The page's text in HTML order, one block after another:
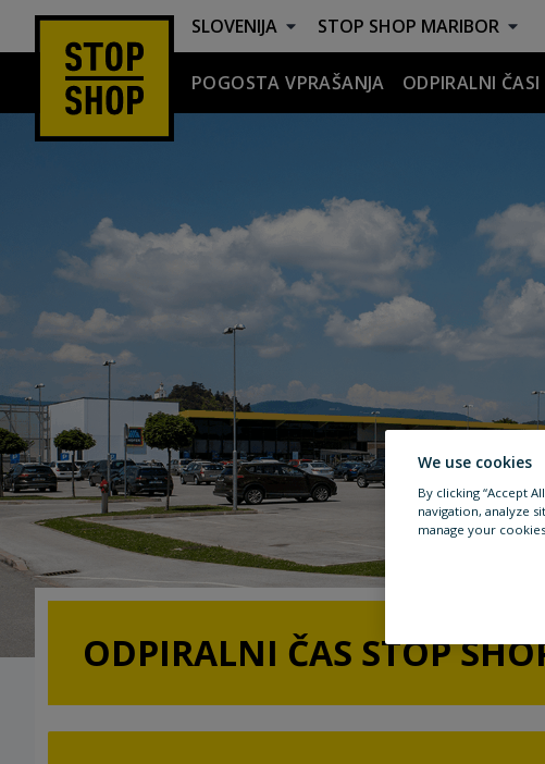
SLOVENIJA STOP SHOP MARIBOR
POGOSTA VPRAŠANJA ODPIRALNI ČASI
ODPIRALNI ČAS STOP
We use cookies
By clicking “Accept
navigation, analyze
manage your